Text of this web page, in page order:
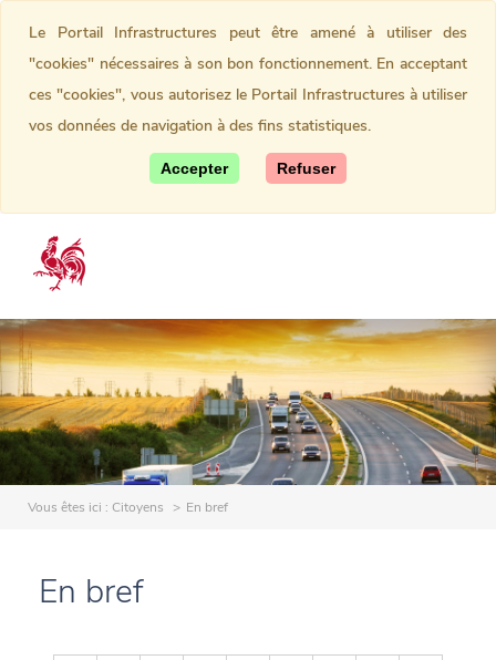
Vous êtes ici : Citoyens En bref
En bref
Le Portail Infrastructures peut être amené à utiliser des
"cookies" nécessaires à son bon fonctionnement. En acceptant
ces "cookies", vous autorisez le Portail Infrastructures à utiliser
vos données de navigation à des fins statistiques.
Accepter Refuser